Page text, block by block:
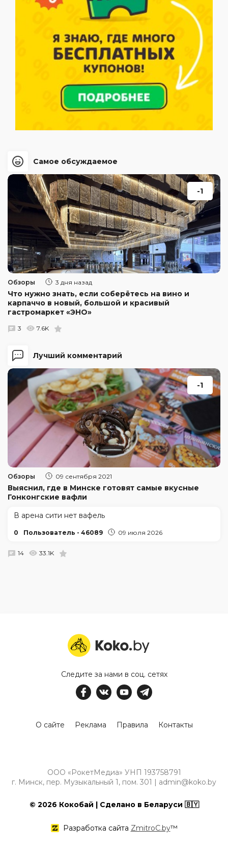
Лучший комментарий
-1
Обзоры 09 сентября 2021
Выяснил, где в Минске готовят самые вкусные
Гонконгские вафли
В арена сити нет вафель
0 Пользователь - 46089 09 июля 2026
14 33.1K
Самое обсуждаемое
-1
Обзоры 3 дня назад
Что нужно знать, если соберётесь на вино и
карпаччо в новый, большой и красивый
гастромаркет «ЭНО»
3 7.6K
Следите за нами в соц. сетях
О сайте Реклама Правила Контакты
ООО «РокетМедиа» УНП 193758791
г. Минск, пер. Музыкальный 1, пом. 301 | admin@koko.by
© 2026 Кокобай | Сделано в Беларуси 🇧🇾
Разработка сайта ZmitroC.by™